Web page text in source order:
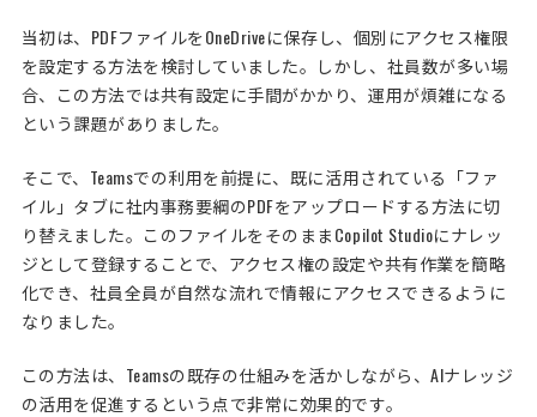
当初は、PDFファイルをOneDriveに保存し、個別にアクセス権限
を設定する方法を検討していました。しかし、社員数が多い場
合、この方法では共有設定に手間がかかり、運用が煩雑になる
という課題がありました。
そこで、Teamsでの利用を前提に、既に活用されている「ファ
イル」タブに社内事務要綱のPDFをアップロードする方法に切
り替えました。このファイルをそのままCopilot Studioにナレッ
ジとして登録することで、アクセス権の設定や共有作業を簡略
化でき、社員全員が自然な流れで情報にアクセスできるように
なりました。
この方法は、Teamsの既存の仕組みを活かしながら、AIナレッジ
の活用を促進するという点で非常に効果的です。